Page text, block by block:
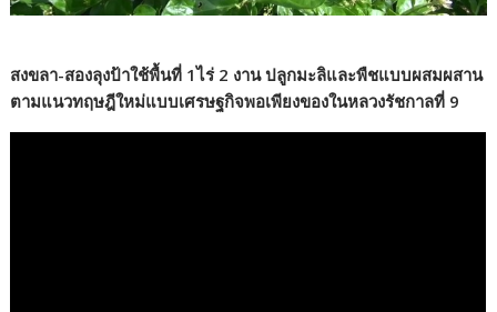
สงขลา-สองลุงป้าใช้พื้นที่ 1ไร่ 2 งาน ปลูกมะลิและพืชแบบผสมผสาน
ตามแนวทฤษฎีใหม่แบบเศรษฐกิจพอเพียงของในหลวงรัชกาลที่ 9